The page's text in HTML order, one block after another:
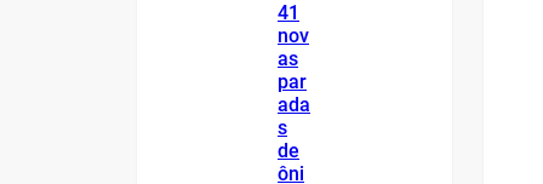
41
nov
as
par
ada
s
de
ôni